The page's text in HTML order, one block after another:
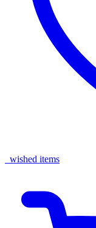
wished items